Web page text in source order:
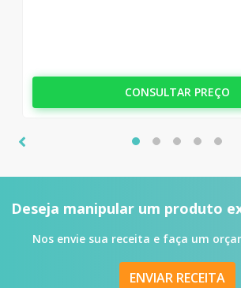
CONSULTAR PREÇO
Deseja manipular um produto
Nos envie sua receita e faça um
ENVIAR RECEITA